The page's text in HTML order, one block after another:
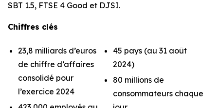
SBT 1.5, FTSE 4 Good et DJSI.
Chiffres clés
23,8 milliards d’euros
de chiffre d’affaires
consolidé pour
l’exercice 2024
45 pays (au 31 août
2024)
80 millions de
consommateurs chaque